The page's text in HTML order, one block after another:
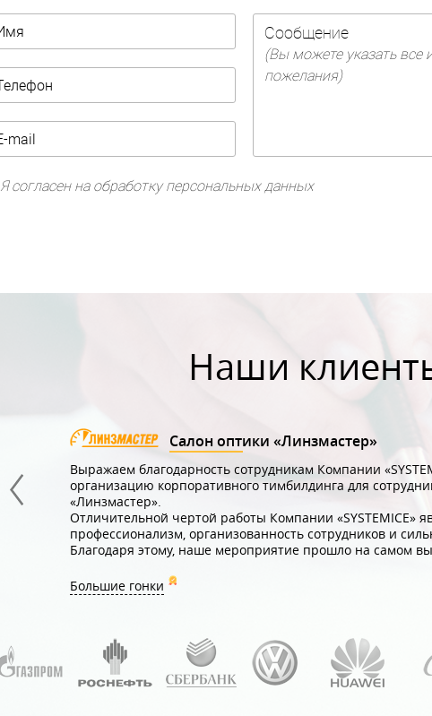
Сообщение
(Вы можете указать все
пожелания)
Я согласен на обработку персональных данных
Наши
Салон оптики «Линзмастер»
Выражаем благодарность сотрудникам Компании
организацию корпоративного тимбилдинга для
«Линзмастер».
Отличительной чертой работы Компании «SYSTEMICE»
профессионализм, организованность сотрудников и
Благодаря этому, наше мероприятие прошло на самом
Большие гонки